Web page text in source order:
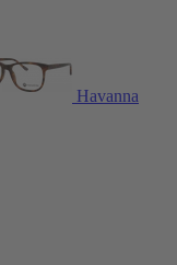
Havanna